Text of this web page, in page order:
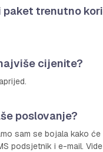
paket trenutno
cijenite?
poslovanje?
sam se bojala kako
podsjetnik i e-mail.